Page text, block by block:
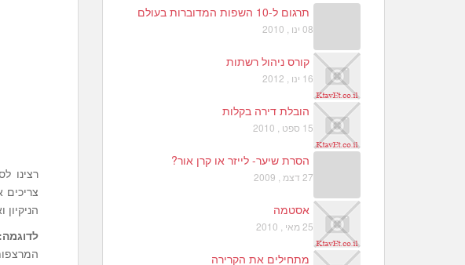
רצינו
לדוגמה:
תרגום ל-10 השפות המדוברות בעולם
08 ינו , 2010
קורס ניהול רשתות
16 ינו , 2012
הובלת דירה בקלות
15 ספט , 2010
הסרת שיער- לייזר או קרן אור?
27 דצמ , 2009
אסטמה
25 מאי , 2010
מתחילים את הקרירה